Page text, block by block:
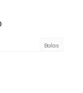
Balas